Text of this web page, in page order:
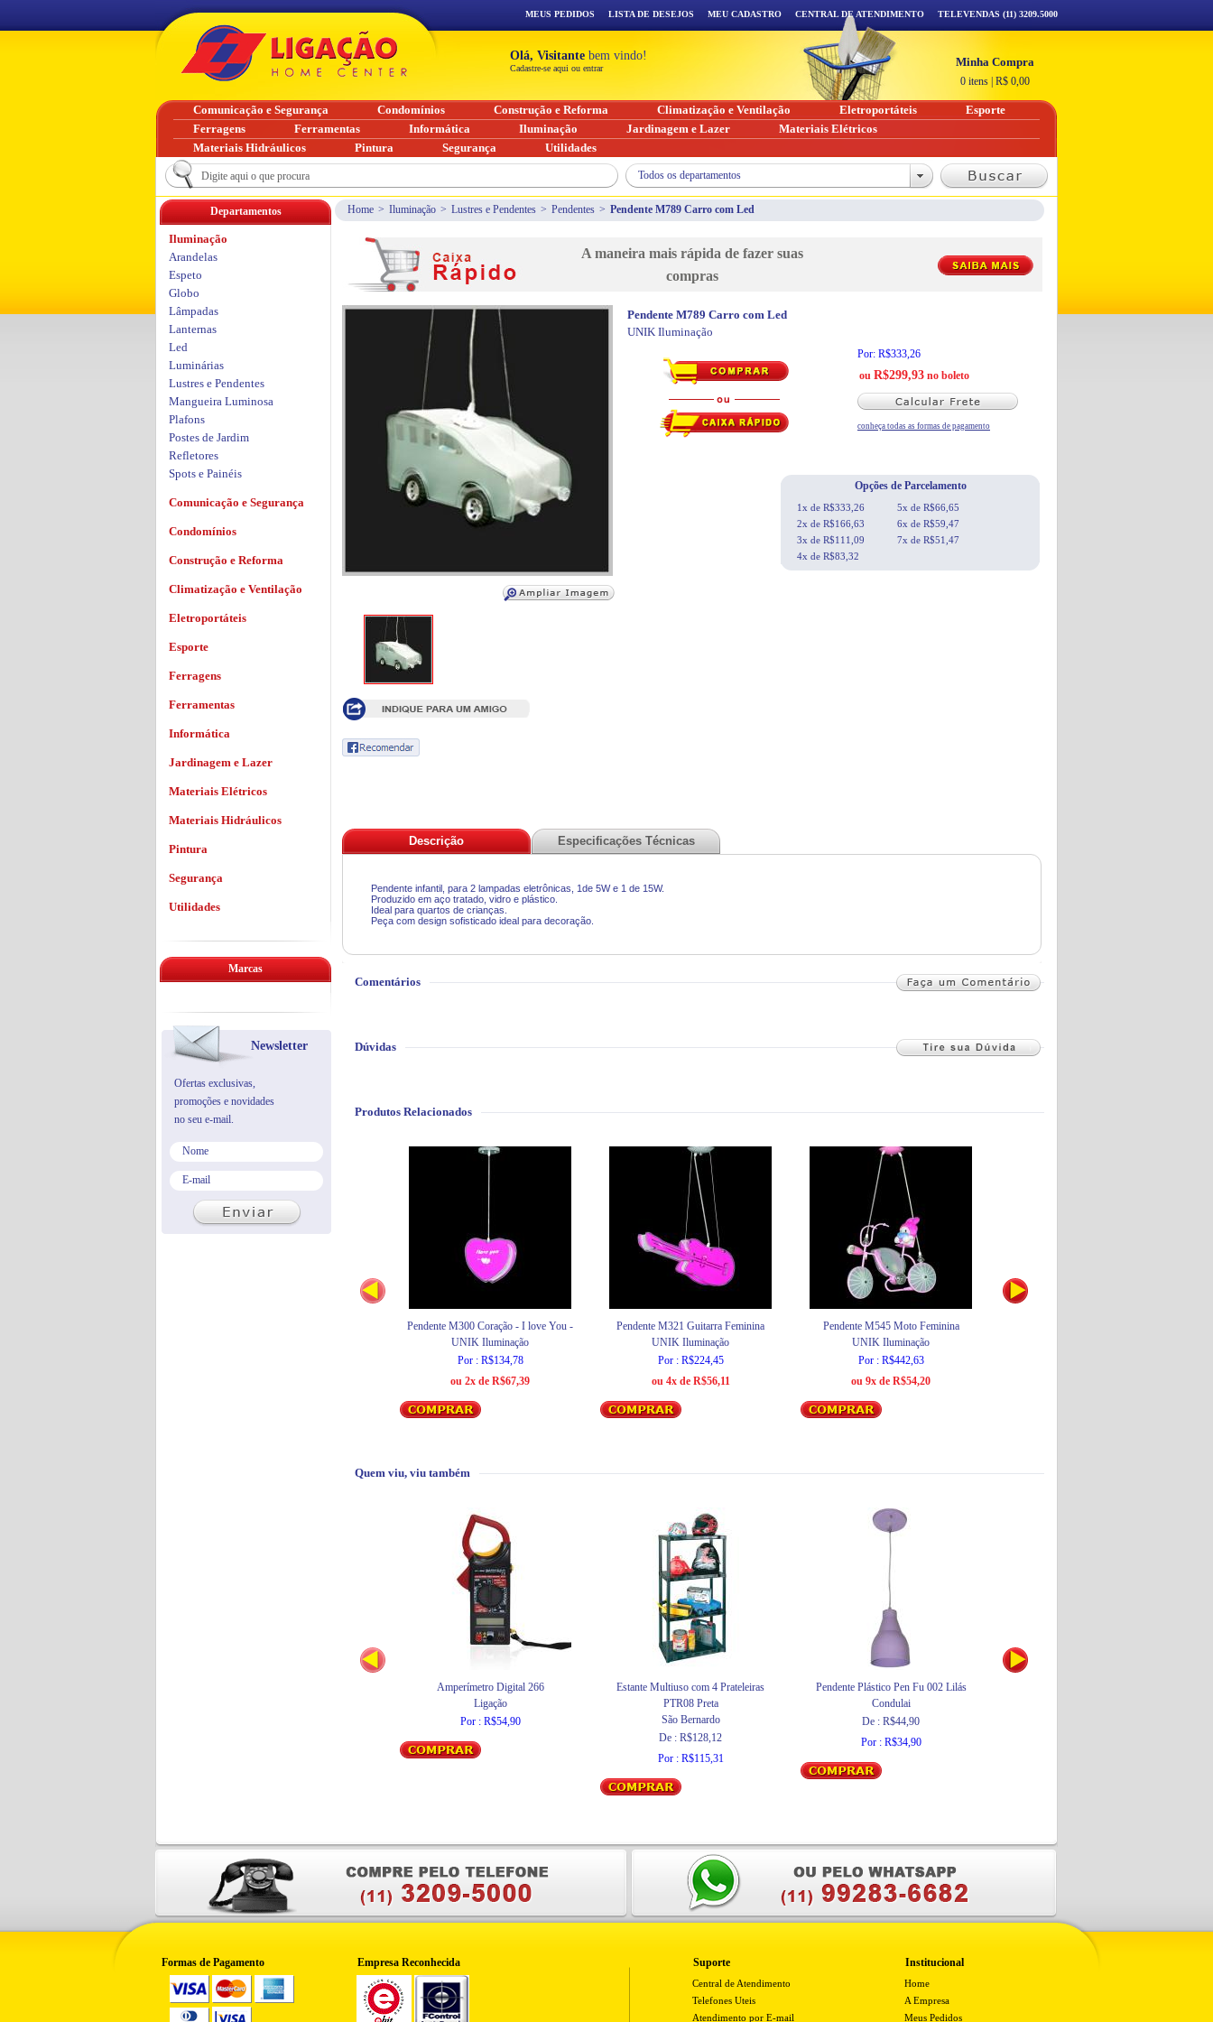
Home > Iluminação > Lustres e Pendentes > Pendentes > Pendente M789 Carro com Led
A maneira mais rápida de fazer suas
compras
Pendente M789 Carro com Led
UNIK Iluminação
Por: R$333,26
ou R$299,93 no boleto
conheça todas as formas de pagamento
Opções de Parcelamento
1x de R$333,26
2x de R$166,63
3x de R$111,09
4x de R$83,32
5x de R$66,65
6x de R$59,47
7x de R$51,47
Descrição Especificações Técnicas
Pendente infantil, para 2 lampadas eletrônicas, 1de 5W e 1 de 15W.
Produzido em aço tratado, vidro e plástico.
Ideal para quartos de crianças.
Peça com design sofisticado ideal para decoração.
Comentários
Dúvidas
Produtos Relacionados
Pendente M300 Coração - I love You -
UNIK Iluminação
Por : R$134,78
ou 2x de R$67,39
Pendente M321 Guitarra Feminina
UNIK Iluminação
Por : R$224,45
ou 4x de R$56,11
Pendente M545 Moto Feminina
UNIK Iluminação
Por : R$442,63
ou 9x de R$54,20
Quem viu, viu também
Amperímetro Digital 266
Ligação
Por : R$54,90
Estante Multiuso com 4 Prateleiras
PTR08 Preta
São Bernardo
De : R$128,12
Por : R$115,31
Pendente Plástico Pen Fu 002 Lilás
Condulai
De : R$44,90
Por : R$34,90
Departamentos
Iluminação
Arandelas
Espeto
Globo
Lâmpadas
Lanternas
Led
Luminárias
Lustres e Pendentes
Mangueira Luminosa
Plafons
Postes de Jardim
Refletores
Spots e Painéis
Comunicação e Segurança
Condomínios
Construção e Reforma
Climatização e Ventilação
Eletroportáteis
Esporte
Ferragens
Ferramentas
Informática
Jardinagem e Lazer
Materiais Elétricos
Materiais Hidráulicos
Pintura
Segurança
Utilidades
Marcas
Newsletter
Ofertas exclusivas,
promoções e novidades
no seu e-mail.
MEUS PEDIDOS LISTA DE DESEJOS MEU CADASTRO CENTRAL DE ATENDIMENTO TELEVENDAS (11) 3209.5000
Olá, Visitante bem vindo!
Cadastre-se aqui ou entrar Minha Compra
0 itens R$ 0,00
Comunicação e Segurança Condomínios Construção e Reforma Climatização e Ventilação Eletroportáteis
Esporte
Ferragens
Ferramentas Informática Iluminação Jardinagem e Lazer
Materiais Elétricos
Materiais Hidráulicos
Pintura Segurança Utilidades
Todos os departamentos
Formas de Pagamento Empresa Reconhecida Suporte
Central de Atendimento
Telefones Uteis
Atendimento por E-mail
Institucional
Home
A Empresa
Meus Pedidos